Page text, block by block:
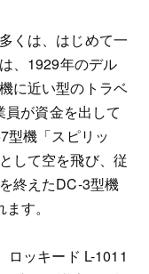
くは、はじめて一
、1929年のデル
に近い型のトラベ
が資金を出して
型機「スピリッ
して空を飛び、従
終えたDC-3型機
す。
ッキード L-1011